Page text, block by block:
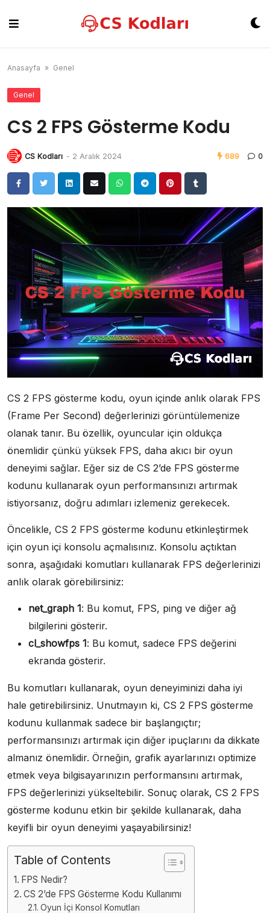
content
Anasayfa » Genel
Genel
CS 2 FPS Gösterme Kodu
CS Kodları - 2 Aralık 2024 689 0
CS 2 FPS gösterme kodu, oyun içinde anlık olarak FPS
(Frame Per Second) değerlerinizi görüntülemenize
olanak tanır. Bu özellik, oyuncular için oldukça
önemlidir çünkü yüksek FPS, daha akıcı bir oyun
deneyimi sağlar. Eğer siz de CS 2’de FPS gösterme
kodunu kullanarak oyun performansınızı artırmak
istiyorsanız, doğru adımları izlemeniz gerekecek.
Öncelikle, CS 2 FPS gösterme kodunu etkinleştirmek
için oyun içi konsolu açmalısınız. Konsolu açtıktan
sonra, aşağıdaki komutları kullanarak FPS değerlerinizi
anlık olarak görebilirsiniz:
net_graph 1: Bu komut, FPS, ping ve diğer ağ
bilgilerini gösterir.
cl_showfps 1: Bu komut, sadece FPS değerini
ekranda gösterir.
Bu komutları kullanarak, oyun deneyiminizi daha iyi
hale getirebilirsiniz. Unutmayın ki, CS 2 FPS gösterme
kodunu kullanmak sadece bir başlangıçtır;
performansınızı artırmak için diğer ipuçlarını da dikkate
almanız önemlidir. Örneğin, grafik ayarlarınızı optimize
etmek veya bilgisayarınızın performansını artırmak,
FPS değerlerinizi yükseltebilir. Sonuç olarak, CS 2 FPS
gösterme kodunu etkin bir şekilde kullanarak, daha
keyifli bir oyun deneyimi yaşayabilirsiniz!
Table of Contents
FPS Nedir?
CS 2’de FPS Gösterme Kodu Kullanımı
Oyun İçi Konsol Komutları